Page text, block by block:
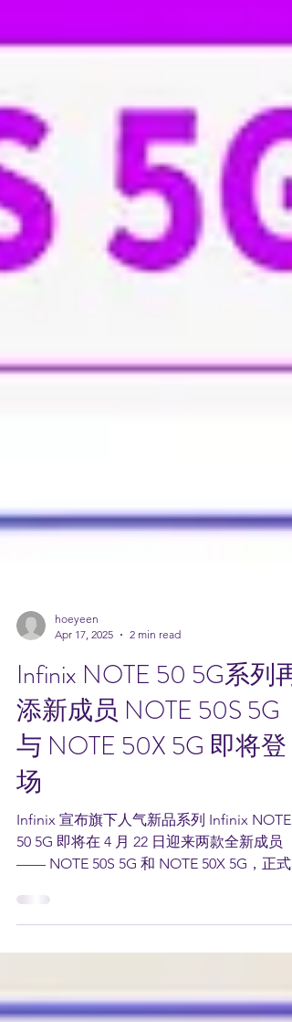
hoeyeen
Apr 17, 2025
2 min read
Infinix NOTE 50 5G系列再
添新成员 NOTE 50S 5G
与 NOTE 50X 5G 即将登
场
50 5G 即将在 4 月 22 日迎来两款全新成员
—— NOTE 50S 5G 和 NOTE 50X 5G，正式
入由旗舰款 NOTE 50 Pro+ 5G 领衔的阵容！